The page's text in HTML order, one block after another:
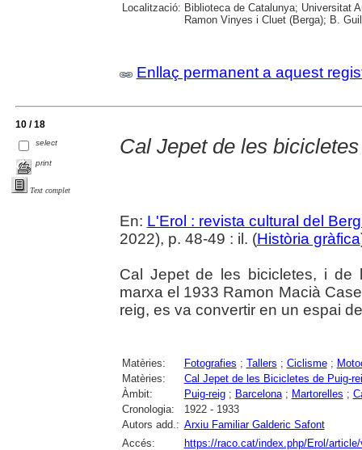
Localització: Biblioteca de Catalunya; Universitat
Ramon Vinyes i Cluet (Berga); B.
Enllaç permanent a aquest
10 / 18
select
print
Text complet
Cal Jepet de les bicicletes
En: L'Erol : revista cultural del
2022), p. 48-49 : il. (Història gràfica
Cal Jepet de les bicicletes, i de
marxa el 1933 Ramon Macià
reig, es va convertir en un espai
Matèries: Fotografies ; Tallers ; Ciclisme;
Matèries:
Cal Jepet de les Bicicletes de Puig-
Àmbit:
Puig-reig; Barcelona; Martorelles ;
Cronologia:
1922 - 1933
Autors add.: Arxiu Familiar Galderic Safont
Accés:
https://raco.cat/index.php/Erol/article/